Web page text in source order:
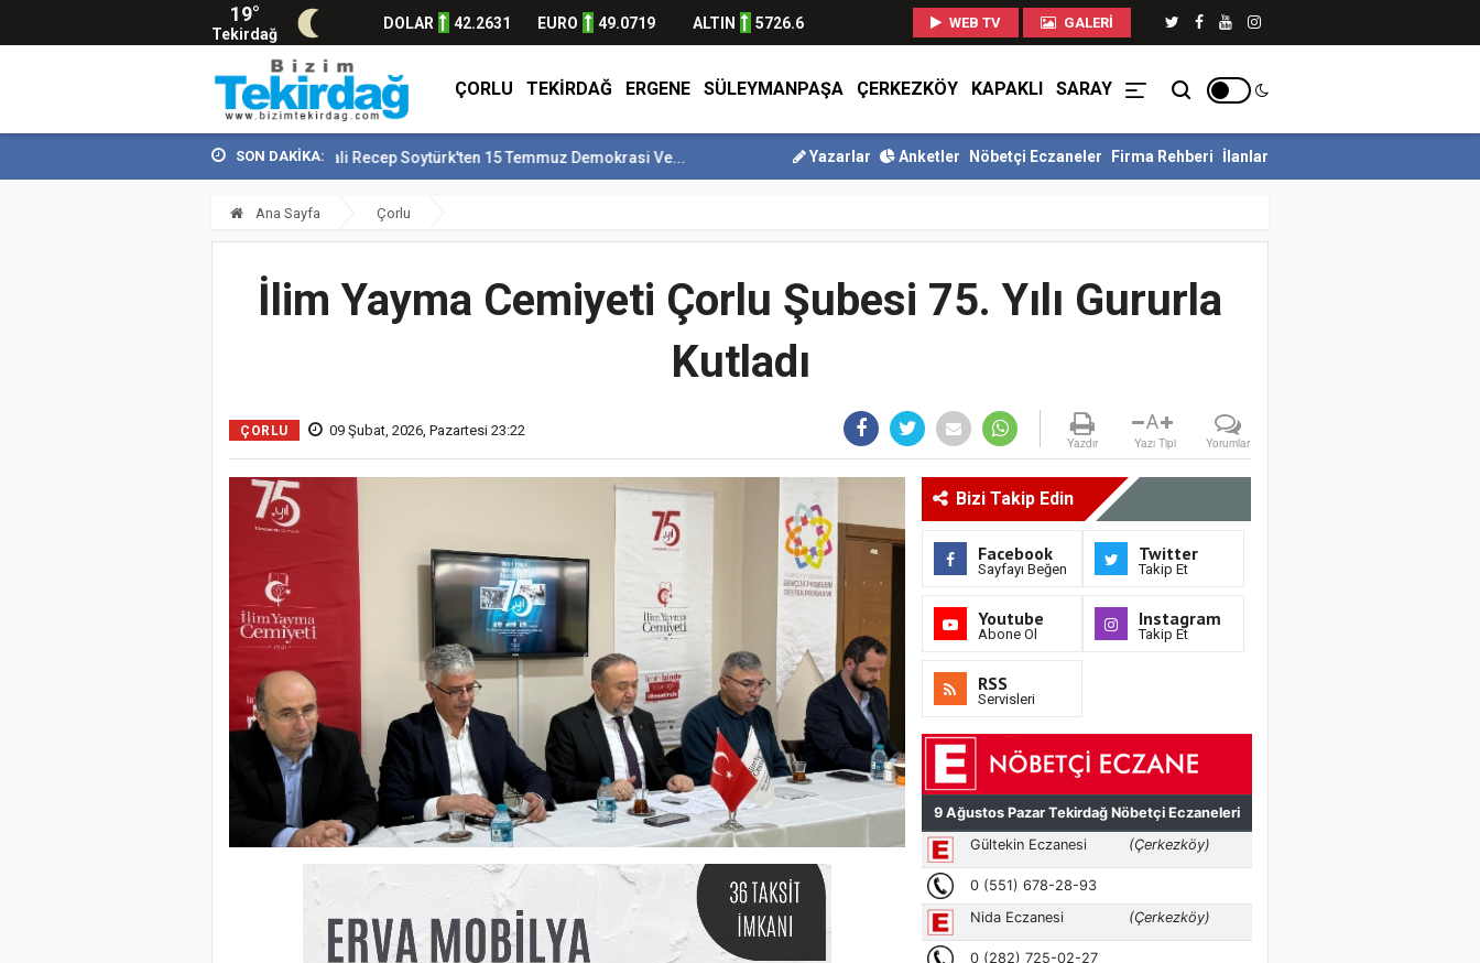
19°
Tekirdağ
DOLAR 42.2631 EURO 49.0719 ALTIN 5726.6 WEB TV GALERI
ÇORLU TEKIRDAĞ ERGENE SÜLEYMANPAŞA ÇERKEZKÖY KAPAKLI SARAY
SON DAKİKA:
Vali Recep Soytürk'ten 15 Temmuz Demokrasi Ve... Tekirdağ En Çok Göç Alan İller Arasında 9. Sı... Süleymanpaşa Sahillerinde İzinsiz Şezlonglar...
Yazarlar Anketler Nöbetçi Eczaneler Firma Rehberi İlanlar
Ana Sayfa Çorlu
İlim Yayma Cemiyeti Çorlu Şubesi 75. Yılı Gururla
Kutladı
ÇORLU 09 Şubat, 2026, Pazartesi 23:22
Yazdır
A
Yazı Tipi Yorumlar
Bizi Takip Edin
Facebook
Sayfayı Beğen
Twitter
Takip Et
Youtube
Abone Ol
Instagram
Takip Et
RSS
Servisleri